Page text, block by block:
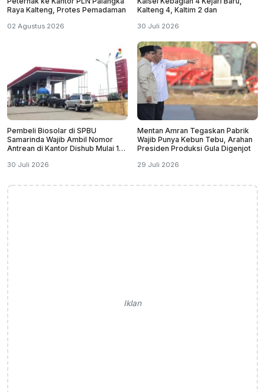
Raya Kalteng, Protes Pemadaman
02 Agustus 2026
Kalteng 4, Kaltim 2 dan
30 Juli 2026
Pembeli Biosolar di SPBU
Samarinda Wajib Ambil Nomor
Antrean di Kantor Dishub Mulai 1
30 Juli 2026
Mentan Amran Tegaskan Pabrik
Wajib Punya Kebun Tebu, Arahan
Presiden Produksi Gula Digenjot
29 Juli 2026
Iklan